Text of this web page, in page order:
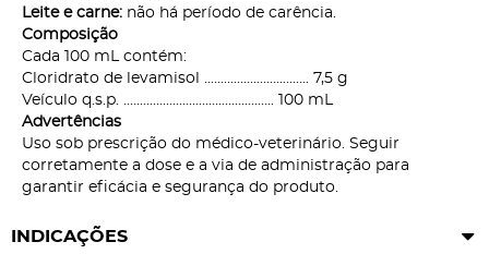
Leite e carne: não há período de carência.
Composição
Cada 100 mL contém:
Cloridrato de levamisol ................................ 7,5 g
Veículo q.s.p. .............................................. 100 mL
Advertências
Uso sob prescrição do médico-veterinário. Seguir
corretamente a dose e a via de administração para
garantir eficácia e segurança do produto.
INDICAÇÕES